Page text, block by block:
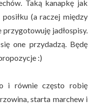
Taką kanapkę jak
(a raczej między
przygotowuję jadłospisy.
one przydadzą. Będę
:)
i równie często robię
starta marchew i